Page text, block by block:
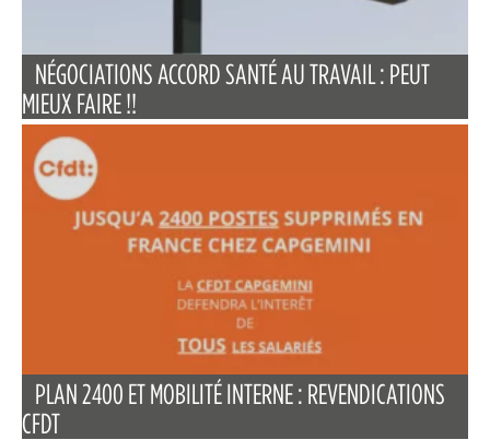
NÉGOCIATIONS ACCORD SANTÉ AU TRAVAIL : PEUT
MIEUX FAIRE !!
PLAN 2400 ET MOBILITÉ INTERNE : REVENDICATIONS
CFDT